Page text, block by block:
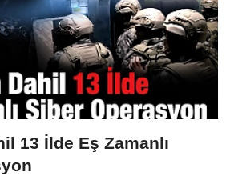
13 İlde Eş Zamanlı